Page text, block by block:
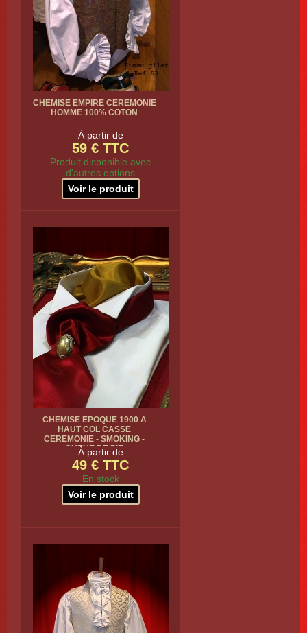
CHEMISE EMPIRE CEREMONIE
HOMME 100% COTON
À partir de
59 € TTC
Produit disponible avec
d'autres options
Voir le produit
CHEMISE EPOQUE 1900 A
HAUT COL CASSE
CEREMONIE - SMOKING -
QUEUE DE PIE
À partir de
49 € TTC
En stock
Voir le produit